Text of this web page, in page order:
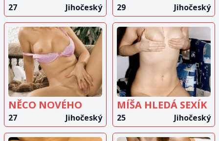
27 Jihočeský 29 Jihočeský
ZOBRAZIT
INZERÁT
NĚCO NOVÉHO
27 Jihočeský
ZOBRAZIT
INZERÁT
MÍŠA HLEDÁ SEXÍK
25 Jihočeský